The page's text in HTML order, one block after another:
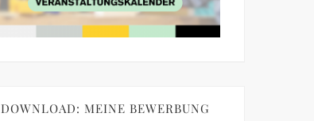
DOWNLOAD: MEINE BEWERBUNG